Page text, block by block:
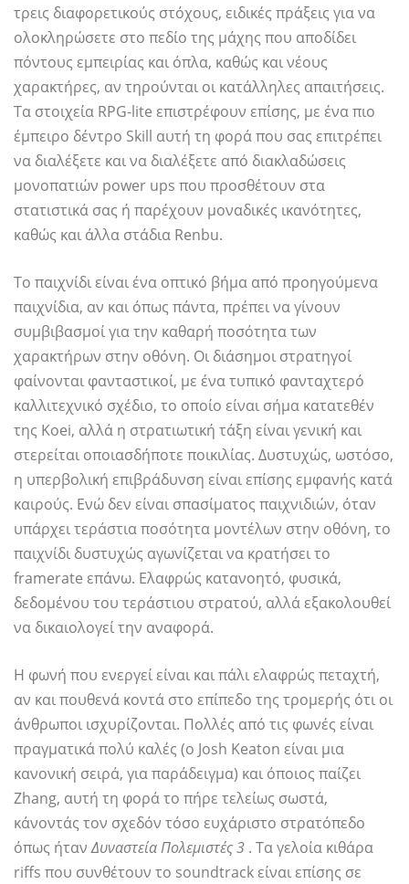
τρεις διαφορετικούς στόχους, ειδικές πράξεις για να
ολοκληρώσετε στο πεδίο της μάχης που αποδίδει
πόντους εμπειρίας και όπλα, καθώς και νέους
χαρακτήρες, αν τηρούνται οι κατάλληλες απαιτήσεις.
Τα στοιχεία RPG-lite επιστρέφουν επίσης, με ένα πιο
έμπειρο δέντρο Skill αυτή τη φορά που σας επιτρέπει
να διαλέξετε και να διαλέξετε από διακλαδώσεις
μονοπατιών power ups που προσθέτουν στα
στατιστικά σας ή παρέχουν μοναδικές ικανότητες,
καθώς και άλλα στάδια Renbu.
Το παιχνίδι είναι ένα οπτικό βήμα από προηγούμενα
παιχνίδια, αν και όπως πάντα, πρέπει να γίνουν
συμβιβασμοί για την καθαρή ποσότητα των
χαρακτήρων στην οθόνη. Οι διάσημοι στρατηγοί
φαίνονται φανταστικοί, με ένα τυπικό φανταχτερό
καλλιτεχνικό σχέδιο, το οποίο είναι σήμα κατατεθέν
της Koei, αλλά η στρατιωτική τάξη είναι γενική και
στερείται οποιασδήποτε ποικιλίας. Δυστυχώς, ωστόσο,
η υπερβολική επιβράδυνση είναι επίσης εμφανής κατά
καιρούς. Ενώ δεν είναι σπασίματος παιχνιδιών, όταν
υπάρχει τεράστια ποσότητα μοντέλων στην οθόνη, το
παιχνίδι δυστυχώς αγωνίζεται να κρατήσει το
framerate επάνω. Ελαφρώς κατανοητό, φυσικά,
δεδομένου του τεράστιου στρατού, αλλά εξακολουθεί
να δικαιολογεί την αναφορά.
Η φωνή που ενεργεί είναι και πάλι ελαφρώς πεταχτή,
αν και πουθενά κοντά στο επίπεδο της τρομερής ότι οι
άνθρωποι ισχυρίζονται. Πολλές από τις φωνές είναι
πραγματικά πολύ καλές (ο Josh Keaton είναι μια
κανονική σειρά, για παράδειγμα) και όποιος παίζει
Zhang, αυτή τη φορά το πήρε τελείως σωστά,
κάνοντάς τον σχεδόν τόσο ευχάριστο στρατόπεδο
όπως ήτανΔυναστεία Πολεμιστές 3 . Τα γελοία κιθάρα
riffs που συνθέτουν το soundtrack είναι επίσης σε